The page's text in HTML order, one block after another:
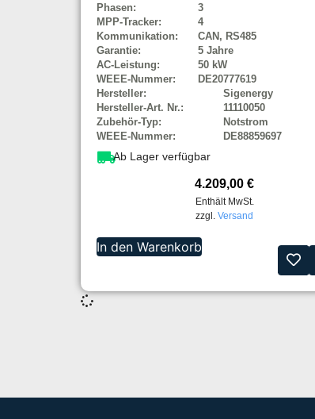
Phasen:
3
MPP-Tracker:
4
Kommunikation:
CAN, RS485
Garantie:
5 Jahre
AC-Leistung:
50 kW
WEEE-Nummer:
DE20777619
Hersteller:
Sigenergy
Hersteller-Art. Nr.:
11110050
Zubehör-Typ:
Notstrom
WEEE-Nummer:
DE88859697
Ab Lager verfügbar
4.209,00 €
Enthält MwSt.
zzgl. Versand
In den Warenkorb